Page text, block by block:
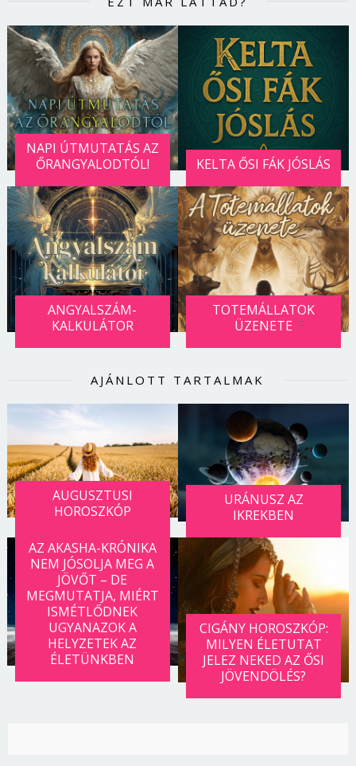
NAPI ÚTMUTATÁS AZ
ŐRANGYALODTÓL!
KELTA ŐSI FÁK JÓSLÁS
ANGYALSZÁM-
KALKULÁTOR
TOTEMÁLLATOK
ÜZENETE
AJÁNLOTT TARTALMAK
AUGUSZTUSI
HOROSZKÓP
URÁNUSZ AZ
IKREKBEN
AZ AKASHA-KRÓNIKA
NEM JÓSOLJA MEG A
JÖVŐT – DE
MEGMUTATJA, MIÉRT
ISMÉTLŐDNEK
UGYANAZOK A
HELYZETEK AZ
ÉLETÜNKBEN
CIGÁNY HOROSZKÓP:
MILYEN ÉLETUTAT
JELEZ NEKED AZ ŐSI
JÖVENDÖLÉS?
Mégse Bejelentkezés